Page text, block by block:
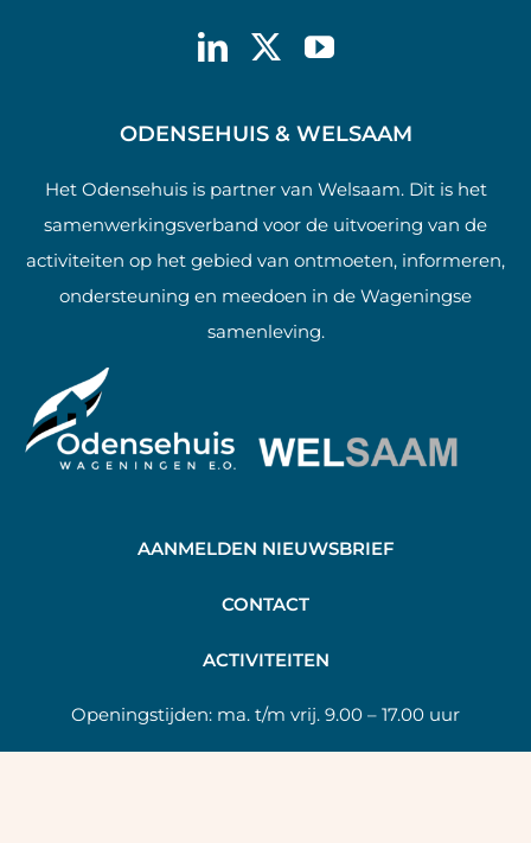
ODENSEHUIS & WELSAAM
Het Odensehuis is partner van Welsaam. Dit is het
samenwerkingsverband voor de uitvoering van de
activiteiten op het gebied van ontmoeten, informeren,
ondersteuning en meedoen in de Wageningse
samenleving.
AANMELDEN NIEUWSBRIEF
CONTACT
ACTIVITEITEN
Openingstijden: ma. t/m vrij. 9.00 – 17.00 uur